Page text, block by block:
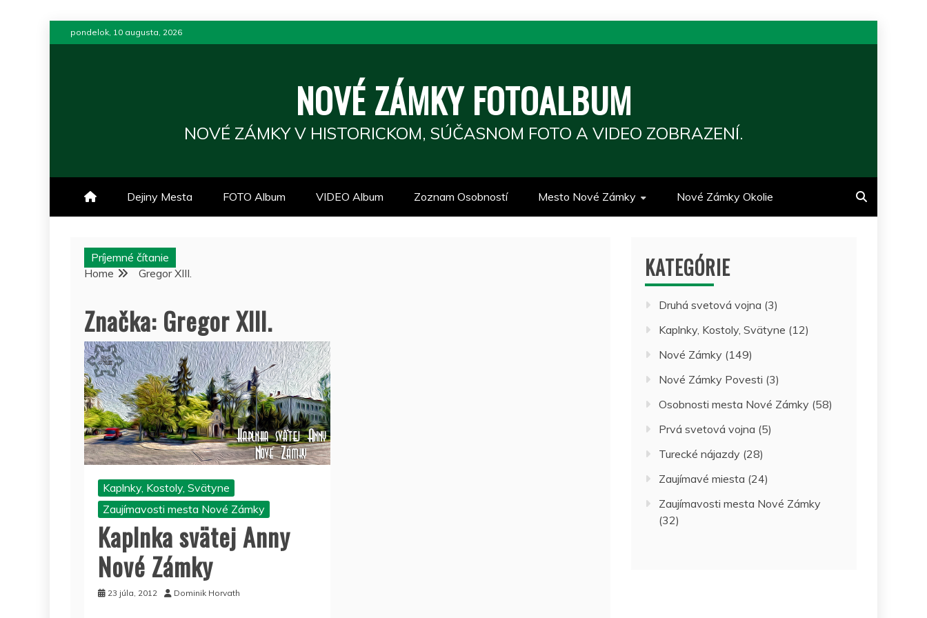
to
pondelok, 10 augusta, 2026
NOVÉ ZÁMKY FOTOALBUM
NOVÉ ZÁMKY V HISTORICKOM, SÚČASNOM FOTO A VIDEO ZOBRAZENÍ.
Dejiny Mesta FOTO Album VIDEO Album Zoznam Osobností Mesto Nové Zámky Nové Zámky Okolie
Príjemné čítanie
Home
Gregor XIII.
Značka: Gregor XIII.
Kaplnky, Kostoly, Svätyne
Zaujímavosti mesta Nové Zámky
Kaplnka svätej Anny
Nové Zámky
23 júla, 2012 Dominik Horvath
KATEGÓRIE
Druhá svetová vojna (3)
Kaplnky, Kostoly, Svätyne (12)
Nové Zámky (149)
Nové Zámky Povesti (3)
Osobnosti mesta Nové Zámky (58)
Prvá svetová vojna (5)
Turecké nájazdy (28)
Zaujímavé miesta (24)
Zaujímavosti mesta Nové Zámky
(32)